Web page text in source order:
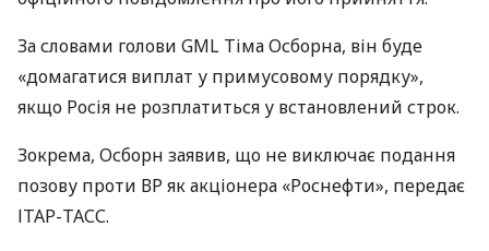
За словами голови GML Тіма Осборна, він буде
«домагатися виплат у примусовому порядку»,
якщо Росія не розплатиться у встановлений строк.
Зокрема, Осборн заявив, що не виключає подання
позову проти ВР як акціонера «Роснефти», передає
ІТАР-ТАСС.